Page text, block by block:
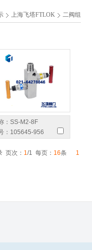
上海飞塔FTLOK 二阀组
： SS-M2-8F
： 105645-956
页次： 1/1 每页： 16条 1